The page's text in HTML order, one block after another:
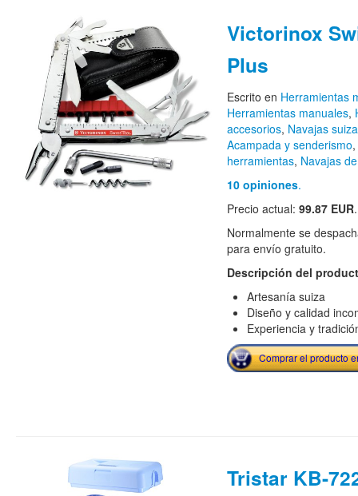
Victorinox
Plus
Escrito en Herramientas
Herramientas manuales,
accesorios, Navajas
Acampada y senderismo,
herramientas, Navajas
10 opiniones.
Precio actual: 99.87 EUR.
Normalmente se
para envío gratuito.
Descripción del
Artesanía suiza
Diseño y calidad
Experiencia y
Comprar el producto
Tristar KB-